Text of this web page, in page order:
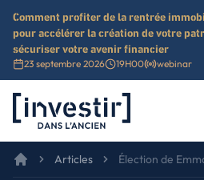
Comment profiter de la rentrée
pour accélérer la création de votre
sécuriser votre avenir financier
23 septembre 2026 19H00 webinar
Investir dans l'ancien
Articles Élection de